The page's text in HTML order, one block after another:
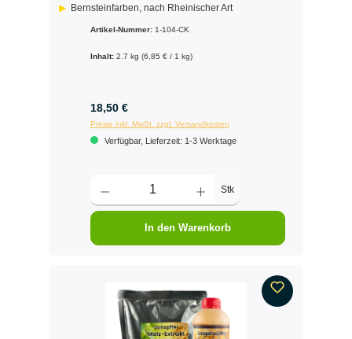
Bernsteinfarben, nach Rheinischer Art
Artikel-Nummer: 1-104-CK
Inhalt: 2.7 kg (6,85 € / 1 kg)
18,50 €
Preise inkl. MwSt. zzgl. Versandkosten
Verfügbar, Lieferzeit: 1-3 Werktage
Stk
In den Warenkorb